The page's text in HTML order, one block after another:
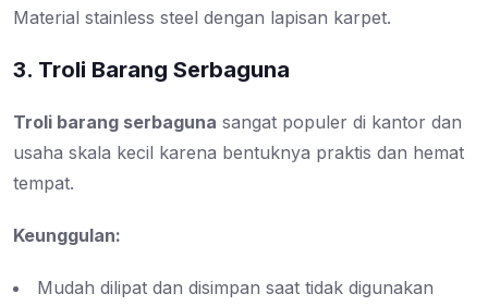
Material stainless steel dengan lapisan karpet.
3. Troli Barang Serbaguna
Troli barang serbaguna sangat populer di kantor dan
usaha skala kecil karena bentuknya praktis dan hemat
tempat.
Keunggulan:
Mudah dilipat dan disimpan saat tidak digunakan